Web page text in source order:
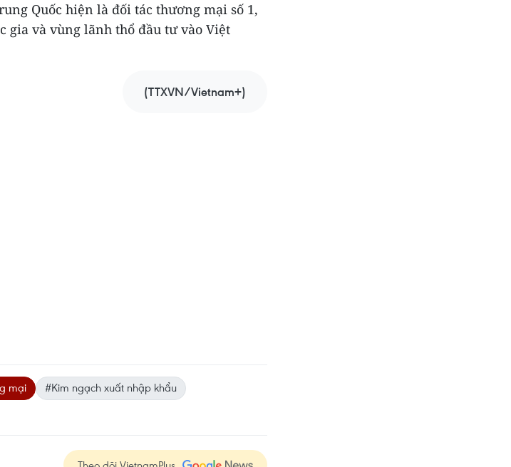
Quốc hiện là đối tác thương mại số 1,
gia và vùng lãnh thổ đầu tư vào Việt
(TTXVN/Vietnam+)
mại
#Kim ngạch xuất nhập khẩu